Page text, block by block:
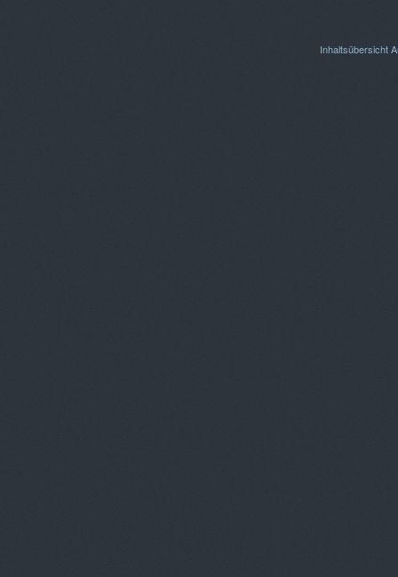
Inhaltsübersicht